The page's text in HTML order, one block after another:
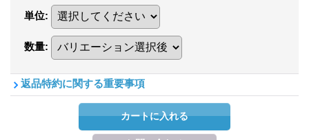
単位:
数量:
返品特約に関する重要事項